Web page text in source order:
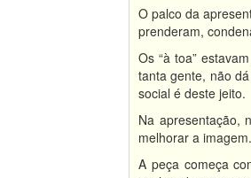
O palco da
prenderam,
Os “à toa”
tanta gente, não
social é deste jeito.
Na apresentação,
melhorar a imagem.
A peça começa